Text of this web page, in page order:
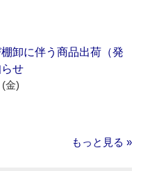
卸に伴う商品出荷（発
せ
金)
もっと見る »